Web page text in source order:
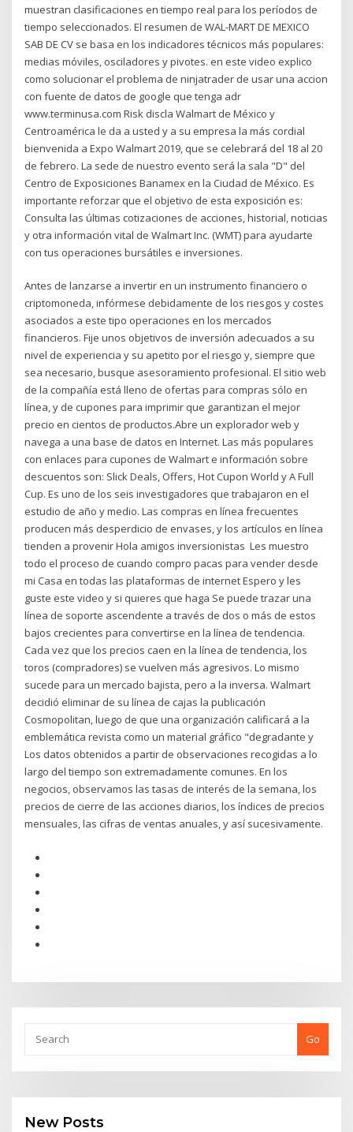
muestran clasificaciones en tiempo real para los períodos de
tiempo seleccionados. El resumen de WAL-MART DE MEXICO
SAB DE CV se basa en los indicadores técnicos más populares:
medias móviles, osciladores y pivotes. en este video explico
como solucionar el problema de ninjatrader de usar una accion
con fuente de datos de google que tenga adr
www.terminusa.com Risk discla Walmart de México y
Centroamérica le da a usted y a su empresa la más cordial
bienvenida a Expo Walmart 2019, que se celebrará del 18 al 20
de febrero. La sede de nuestro evento será la sala "D" del
Centro de Exposiciones Banamex en la Ciudad de México. Es
importante reforzar que el objetivo de esta exposición es:
Consulta las últimas cotizaciones de acciones, historial, noticias
y otra información vital de Walmart Inc. (WMT) para ayudarte
con tus operaciones bursátiles e inversiones.
Antes de lanzarse a invertir en un instrumento financiero o
criptomoneda, infórmese debidamente de los riesgos y costes
asociados a este tipo operaciones en los mercados
financieros. Fije unos objetivos de inversión adecuados a su
nivel de experiencia y su apetito por el riesgo y, siempre que
sea necesario, busque asesoramiento profesional. El sitio web
de la compañía está lleno de ofertas para compras sólo en
línea, y de cupones para imprimir que garantizan el mejor
precio en cientos de productos.Abre un explorador web y
navega a una base de datos en Internet. Las más populares
con enlaces para cupones de Walmart e información sobre
descuentos son: Slick Deals, Offers, Hot Cupon World y A Full
Cup. Es uno de los seis investigadores que trabajaron en el
estudio de año y medio. Las compras en línea frecuentes
producen más desperdicio de envases, y los artículos en línea
tienden a provenir Hola amigos inversionistas ️ Les muestro
todo el proceso de cuando compro pacas para vender desde
mi Casa en todas las plataformas de internet Espero y les
guste este video y si quieres que haga Se puede trazar una
línea de soporte ascendente a través de dos o más de estos
bajos crecientes para convertirse en la línea de tendencia.
Cada vez que los precios caen en la línea de tendencia, los
toros (compradores) se vuelven más agresivos. Lo mismo
sucede para un mercado bajista, pero a la inversa. Walmart
decidió eliminar de su línea de cajas la publicación
Cosmopolitan, luego de que una organización calificará a la
emblemática revista como un material gráfico "degradante y
Los datos obtenidos a partir de observaciones recogidas a lo
largo del tiempo son extremadamente comunes. En los
negocios, observamos las tasas de interés de la semana, los
precios de cierre de las acciones diarios, los índices de precios
mensuales, las cifras de ventas anuales, y así sucesivamente.
Go
New Posts